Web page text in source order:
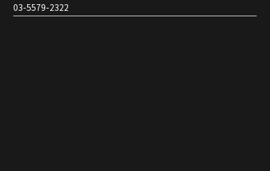
03-5579-2322